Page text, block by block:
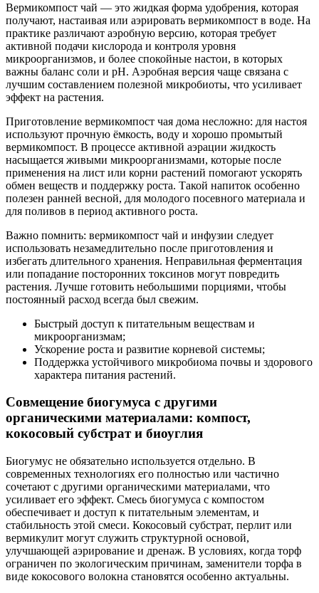
Вермикомпост чай — это жидкая форма удобрения, которая
получают, настаивая или аэрировать вермикомпост в воде. На
практике различают аэробную версию, которая требует
активной подачи кислорода и контроля уровня
микроорганизмов, и более спокойные настои, в которых
важны баланс соли и pH. Аэробная версия чаще связана с
лучшим составлением полезной микробиоты, что усиливает
эффект на растения.
Приготовление вермикомпост чая дома несложно: для настоя
используют прочную ёмкость, воду и хорошо промытый
вермикомпост. В процессе активной аэрации жидкость
насыщается живыми микроорганизмами, которые после
применения на лист или корни растений помогают ускорять
обмен веществ и поддержку роста. Такой напиток особенно
полезен ранней весной, для молодого посевного материала и
для поливов в период активного роста.
Важно помнить: вермикомпост чай и инфузии следует
использовать незамедлительно после приготовления и
избегать длительного хранения. Неправильная ферментация
или попадание посторонних токсинов могут повредить
растения. Лучше готовить небольшими порциями, чтобы
постоянный расход всегда был свежим.
Быстрый доступ к питательным веществам и
микроорганизмам;
Ускорение роста и развитие корневой системы;
Поддержка устойчивого микробиома почвы и здорового
характера питания растений.
Совмещение биогумуса с другими
органическими материалами: компост,
кокосовый субстрат и биоуглия
Биогумус не обязательно используется отдельно. В
современных технологиях его полностью или частично
сочетают с другими органическими материалами, что
усиливает его эффект. Смесь биогумуса с компостом
обеспечивает и доступ к питательным элементам, и
стабильность этой смеси. Кокосовый субстрат, перлит или
вермикулит могут служить структурной основой,
улучшающей аэрирование и дренаж. В условиях, когда торф
ограничен по экологическим причинам, заменители торфа в
виде кокосового волокна становятся особенно актуальны.